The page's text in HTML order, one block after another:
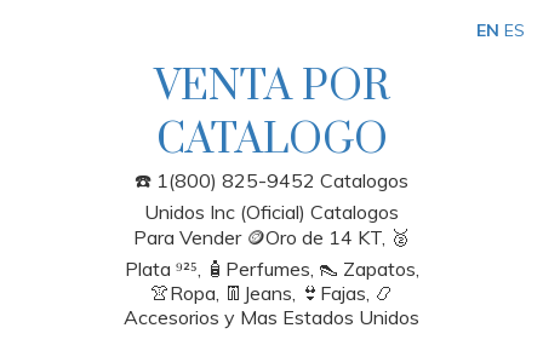
VENTA POR
CATALOGO
☎️ 1(800) 825-9452 Catalogos
Unidos Inc (Oficial) Catalogos
Para Vender 🪙Oro de 14 KT, 🥈
Plata ⁹²⁵, 🧴Perfumes, 👠 Zapatos,
👚Ropa, 👖Jeans, 👙Fajas, 📿
Accesorios y Mas Estados Unidos
EN ES